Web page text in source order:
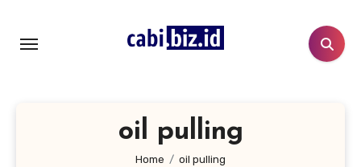
konten
oil pulling
Home oil pulling